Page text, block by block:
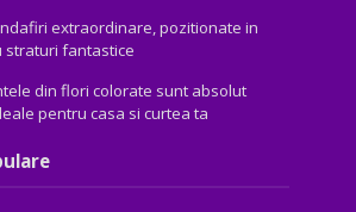
extraordinare, pozitionate in
straturi fantastice
din flori colorate sunt absolut
pentru casa si curtea ta